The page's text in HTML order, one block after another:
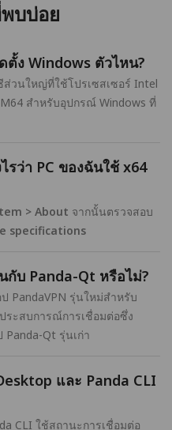
บบ่อย
ง Windows ตัวไหน?
ส่วนใหญ่ที่ใช้โปรเซสเซอร์ Intel
สำหรับอุปกรณ์ Windows ที่
รว่า PC ของฉันใช้ x64
> About จากนั้นตรวจสอบ
specifications
กับ Panda-Qt หรือไม่?
PandaVPN รุ่นใหม่สำหรับ
ระสบการณ์การเชื่อมต่อซึ่ง
Qt รุ่นเก่า
และ Panda CLI
CLI ใช้สถานะการเชื่อมต่อ